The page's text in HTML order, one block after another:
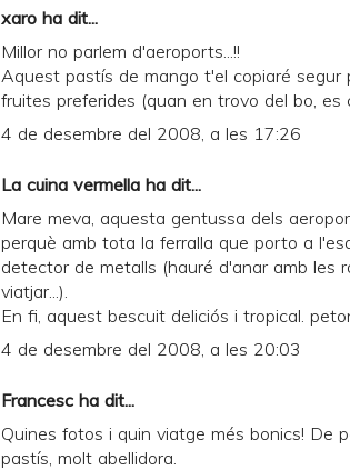
xaro ha dit...
Millor no parlem d'aeroports...!!
Aquest pastís de mango t'el copiaré segur
fruites preferides (quan en trovo del bo, es
4 de desembre del 2008, a les 17:26
La cuina vermella ha dit...
Mare meva, aquesta gentussa dels
perquè amb tota la ferralla que porto a
detector de metalls (hauré d'anar amb les
viatjar...).
En fi, aquest bescuit deliciós i tropical.
4 de desembre del 2008, a les 20:03
Francesc ha dit...
Quines fotos i quin viatge més bonics! De
pastís, molt abellidora.